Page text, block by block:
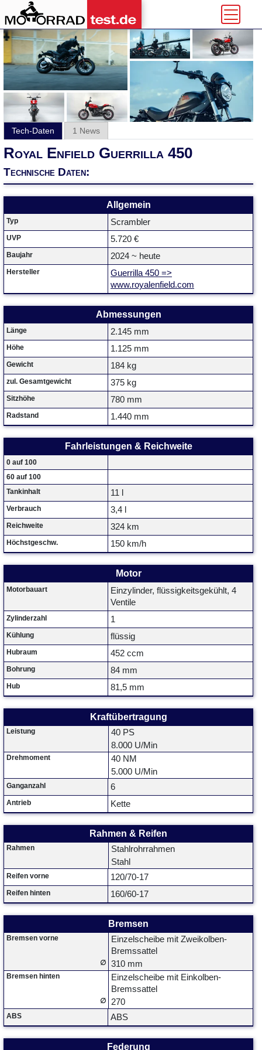
Tech-Daten 1 News
Royal Enfield Guerrilla 450
Technische Daten:
Allgemein
Typ Scrambler
UVP 5.720 €
Baujahr 2024 ~ heute
Hersteller
Guerrilla 450 =>
www.royalenfield.com
Abmessungen
Länge 2.145 mm
Höhe 1.125 mm
Gewicht 184 kg
zul. Gesamtgewicht 375 kg
Sitzhöhe 780 mm
Radstand 1.440 mm
Fahrleistungen & Reichweite
0 auf 100
60 auf 100
Tankinhalt
11 l
Verbrauch 3,4 l
Reichweite 324 km
Höchstgeschw. 150 km/h
Motor
Motorbauart
Einzylinder, flüssigkeitsgekühlt, 4
Ventile
Zylinderzahl 1
Kühlung flüssig
Hubraum 452 ccm
Bohrung 84 mm
Hub 81,5 mm
Kraftübertragung
Leistung
40 PS
8.000 U/Min
Drehmoment
40 NM
5.000 U/Min
Ganganzahl 6
Antrieb Kette
Rahmen & Reifen
Rahmen
Stahlrohrrahmen
Stahl
Reifen vorne 120/70-17
Reifen hinten 160/60-17
Bremsen
Bremsen vorne
Einzelscheibe mit Zweikolben-
Bremssattel
∅ 310 mm
Bremsen hinten
Einzelscheibe mit Einkolben-
Bremssattel
∅ 270
ABS ABS
Federung